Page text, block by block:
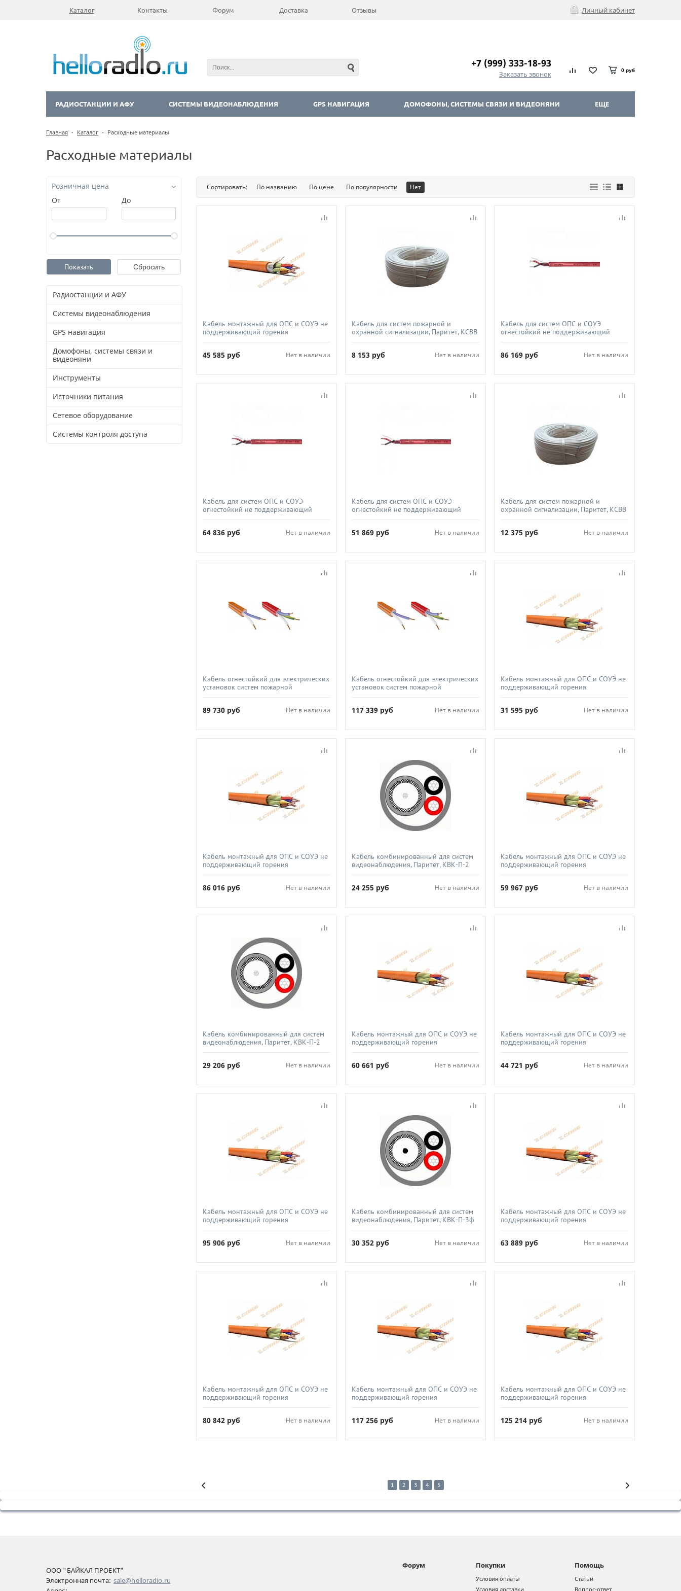
Личный кабинет
Каталог Контакты Форум Доставка Отзывы
+7 (999) 333-18-93
Заказать звонок 0 руб
РАДИОСТАНЦИИ И АФУ СИСТЕМЫ ВИДЕОНАБЛЮДЕНИЯ GPS НАВИГАЦИЯ ДОМОФОНЫ, СИСТЕМЫ СВЯЗИ И ВИДЕОНЯНИ ЕЩЕ
Главная - Каталог - Расходные материалы
Расходные материалы
Розничная цена
От
До
Радиостанции и АФУ
Системы видеонаблюдения
GPS навигация
Домофоны, системы связи и
видеоняни
Инструменты
Источники питания
Сетевое оборудование
Системы контроля доступа
Сортировать: По названию По цене По популярности Нет
Кабель монтажный для ОПС и СОУЭ не
поддерживающий горения
45 585 руб Нет в наличии
Кабель для систем пожарной и
охранной сигнализации, Паритет, КСВВ
8 153 руб Нет в наличии
Кабель для систем ОПС и СОУЭ
огнестойкий не поддерживающий
86 169 руб Нет в наличии
Кабель для систем ОПС и СОУЭ
огнестойкий не поддерживающий
64 836 руб Нет в наличии
Кабель для систем ОПС и СОУЭ
огнестойкий не поддерживающий
51 869 руб Нет в наличии
Кабель для систем пожарной и
охранной сигнализации, Паритет, КСВВ
12 375 руб Нет в наличии
Кабель огнестойкий для электрических
установок систем пожарной
89 730 руб Нет в наличии
Кабель огнестойкий для электрических
установок систем пожарной
117 339 руб Нет в наличии
Кабель монтажный для ОПС и СОУЭ не
поддерживающий горения
31 595 руб Нет в наличии
Кабель монтажный для ОПС и СОУЭ не
поддерживающий горения
86 016 руб Нет в наличии
Кабель комбинированный для систем
видеонаблюдения, Паритет, КВК-П-2
24 255 руб Нет в наличии
Кабель монтажный для ОПС и СОУЭ не
поддерживающий горения
59 967 руб Нет в наличии
Кабель комбинированный для систем
видеонаблюдения, Паритет, КВК-П-2
29 206 руб Нет в наличии
Кабель монтажный для ОПС и СОУЭ не
поддерживающий горения
60 661 руб Нет в наличии
Кабель монтажный для ОПС и СОУЭ не
поддерживающий горения
44 721 руб Нет в наличии
Кабель монтажный для ОПС и СОУЭ не
поддерживающий горения
95 906 руб Нет в наличии
Кабель комбинированный для систем
видеонаблюдения, Паритет, КВК-П-3ф
30 352 руб Нет в наличии
Кабель монтажный для ОПС и СОУЭ не
поддерживающий горения
63 889 руб Нет в наличии
Кабель монтажный для ОПС и СОУЭ не
поддерживающий горения
80 842 руб Нет в наличии
Кабель монтажный для ОПС и СОУЭ не
поддерживающий горения
117 256 руб Нет в наличии
Кабель монтажный для ОПС и СОУЭ не
поддерживающий горения
125 214 руб Нет в наличии
1 2 3 4 5
ООО "БАЙКАЛ ПРОЕКТ"
Электронная почта: sale@helloradio.ru
Форум Покупки
Условия оплаты
Условия доставки
Помощь
Статьи
Вопрос-ответ